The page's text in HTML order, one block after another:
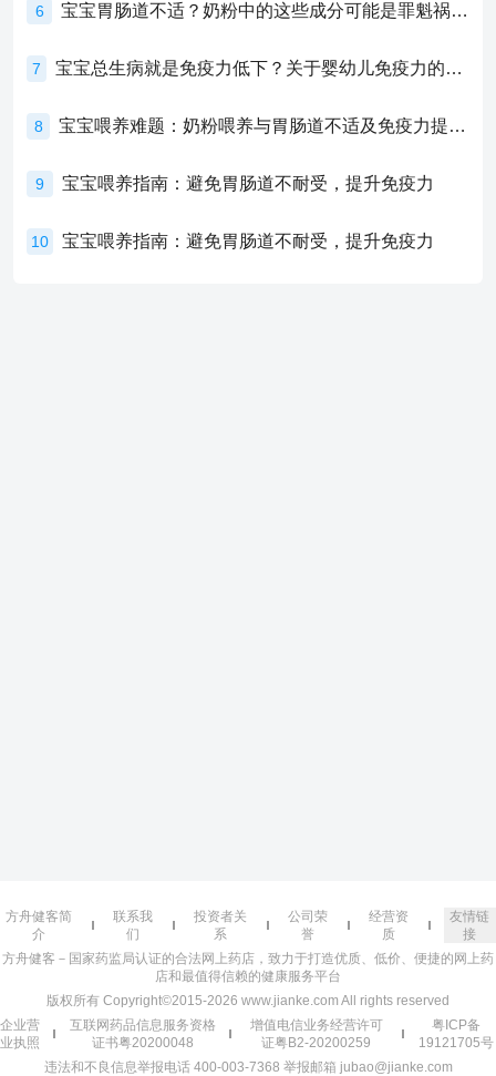
6 宝宝胃肠道不适？奶粉中的这些成分可能是罪魁祸首！
7 宝宝总生病就是免疫力低下？关于婴幼儿免疫力的真相，家长必须了解！
8 宝宝喂养难题：奶粉喂养与胃肠道不适及免疫力提升的奥秘
9 宝宝喂养指南：避免胃肠道不耐受，提升免疫力
10 宝宝喂养指南：避免胃肠道不耐受，提升免疫力
方舟健客简
介
联系我
们
投资者关
系
公司荣
誉
经营资
质
友情链
接
方舟健客－国家药监局认证的合法网上药店，致力于打造优质、低价、便捷的网上药
店和最值得信赖的健康服务平台
版权所有 Copyright©2015-2026 www.jianke.com All rights reserved
企业营
业执照
互联网药品信息服务资格
证书粤20200048
增值电信业务经营许可
证粤B2-20200259
粤ICP备
19121705号
违法和不良信息举报电话 400-003-7368 举报邮箱 jubao@jianke.com